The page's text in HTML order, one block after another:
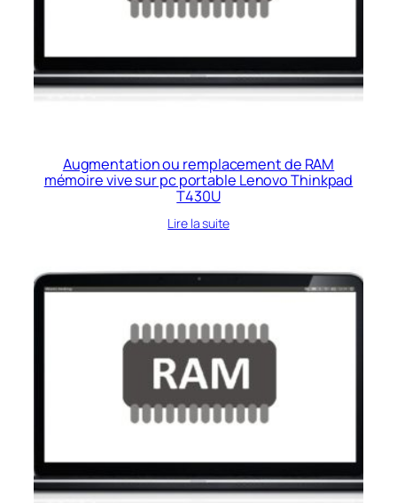
Augmentation ou remplacement de RAM
mémoire vive sur pc portable Lenovo Thinkpad
T430U
Lire la suite